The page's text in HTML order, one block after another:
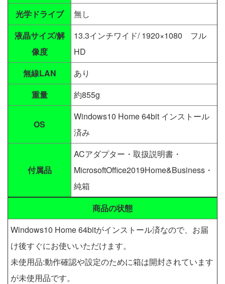
光学ドライブ
無し
液晶サイズ/解
像度
13.3インチワイド/ 1920×1080 フル
HD
無線LAN
あり
重量
約855g
OS
Windows10 Home 64bit インストール
済み
付属品
ACアダプター・取扱説明書・
MicrosoftOffice2019Home&Business・
純箱
商品の状態
Windows10 Home 64bitがインストール済なので、お届
け後すぐにお使いいただけます。
未使用品:動作確認や設定のために箱は開封されています
が未使用品です。